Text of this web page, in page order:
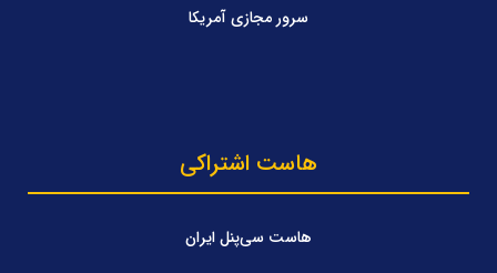
سرور مجازی آمریکا
هاست اشتراکی
هاست سی‌پنل ایران